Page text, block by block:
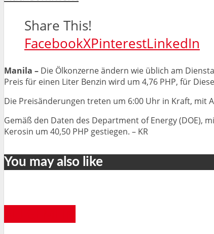
Share This!
FacebookXPinterestLinkedIn
Manila – Die Ölkonzerne ändern wie üblich am
Preis für einen Liter Benzin wird um 4,76 PHP, für
Die Preisänderungen treten um 6:00 Uhr in Kraft, mit
Gemäß den Daten des Department of Energy (DOE),
Kerosin um 40,50 PHP gestiegen. – KR
You may also like